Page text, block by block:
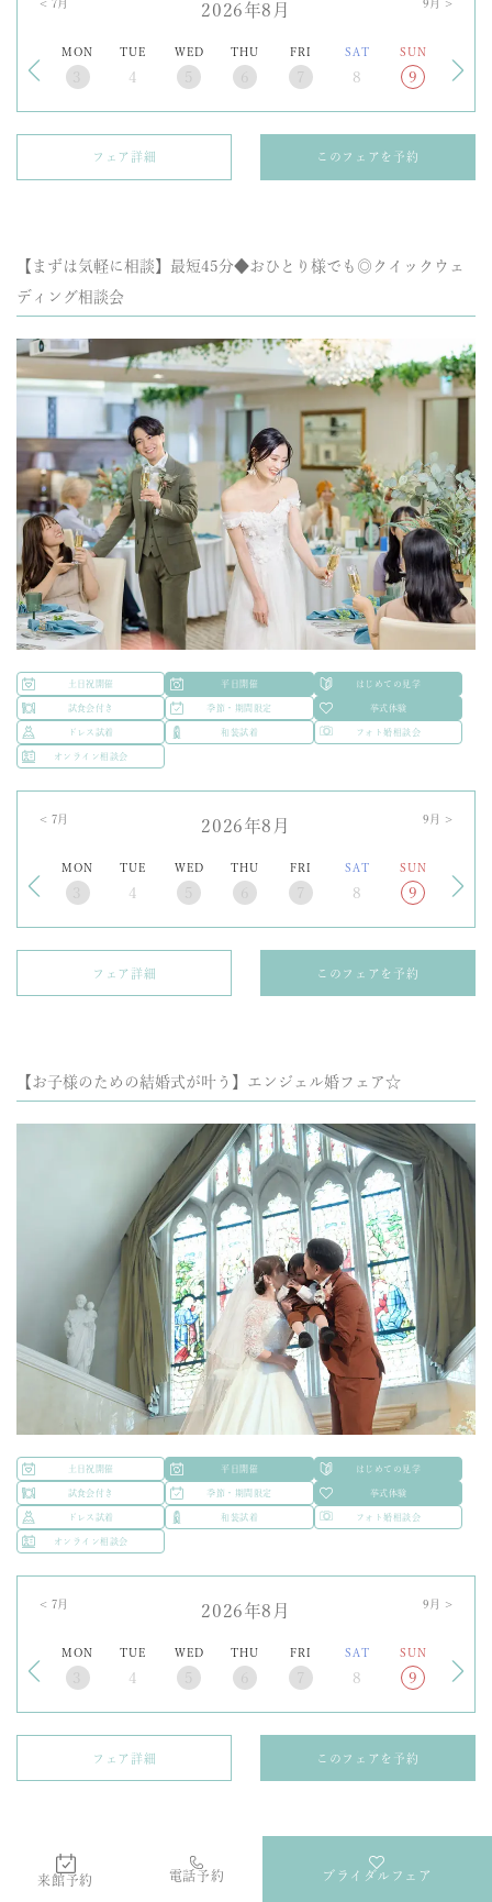
来館予約 電話予約 ブライダルフェア
2026年8月
MON TUE WED THU FRI SAT SUN
4 8 9
9 月 >
< 7 月
フェア詳細 このフェアを予約
【まずは気軽に相談】最短45分◆おひとり様でも◎クイックウェ
ディング相談会
土日祝開催 平日開催 はじめての見学
試食会付き 季節・期間限定 挙式体験
ドレス試着 和装試着 フォト婚相談会
オンライン相談会
2026年8月
MON TUE WED THU FRI SAT SUN
4 8 9
9 月 >
< 7 月
フェア詳細 このフェアを予約
【お子様のための結婚式が叶う】エンジェル婚フェア☆
土日祝開催 平日開催 はじめての見学
試食会付き 季節・期間限定 挙式体験
ドレス試着 和装試着 フォト婚相談会
オンライン相談会
2026年8月
MON TUE WED THU FRI SAT SUN
4 8 9
9 月 >
< 7 月
フェア詳細 このフェアを予約
【少人数婚】20名60万円から叶う結婚式★少人数ウェディング相